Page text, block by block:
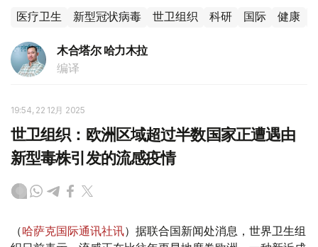
医疗卫生 新型冠状病毒 世卫组织 科研 国际 健康
木合塔尔 哈力木拉
编译
19:54, 22 12月 2025
世卫组织：欧洲区域超过半数国家正遭遇由
新型毒株引发的流感疫情
（哈萨克国际通讯社讯）据联合国新闻处消息，世界卫生组